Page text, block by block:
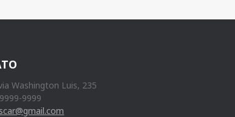
Washington Luis, 235
9999